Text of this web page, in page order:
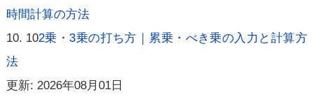
時間計算の方法
102乗・3乗の打ち方｜累乗・べき乗の入力と計算方
法
更新: 2026年08月01日